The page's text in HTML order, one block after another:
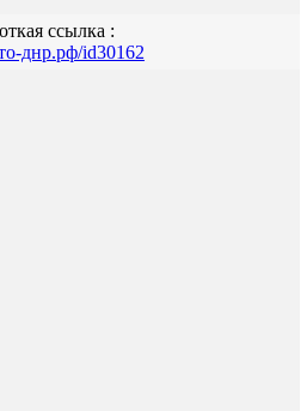
ссылка :
днр.рф/id30162